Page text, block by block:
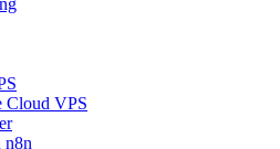
Cloud VPS
n8n